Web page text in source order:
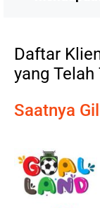
Daftar
yang
Saatnya